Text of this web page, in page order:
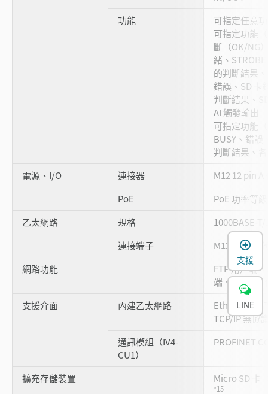
功能
可指定任意
可指定功能
斷（OK/NG
緒、
的判斷結果
錯誤、SD 卡
判斷結果、
AI 觸發輸出
可指定功能
BUSY、錯誤
判斷結果、
電源、I/O
連接器
M12 12 pin
PoE
PoE 功率等
乙太網路
規格
1000BASE-
連接端子
M12 8 pin X
網路功能
FTP 用戶端
端、OPC UA
支援介面
內建乙太網路
EtherNet/IP
TCP/IP 無協
通訊模組（IV4-
CU1）
PROFINET
擴充存儲裝置 Micro SD 卡
*15
支援
LINE